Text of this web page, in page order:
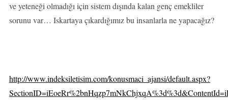
ve yeteneği olmadığı için sistem dışında kalan genç emekliler
sorunu var… Iskartaya çıkardığımız bu insanlarla ne yapacağız?
http://www.indeksiletisim.com/konusmaci_ajansi/default.aspx?